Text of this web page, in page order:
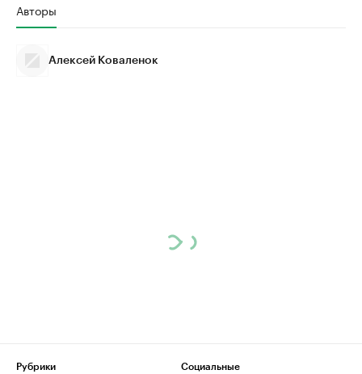
Авторы
Алексей Коваленок
Рубрики
Социальные